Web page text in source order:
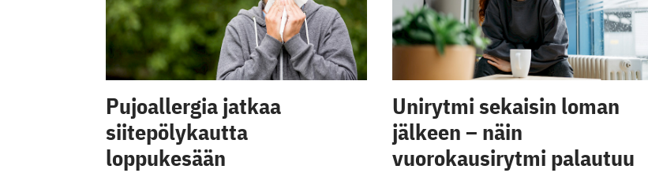
Pujoallergia jatkaa
siitepölykautta
loppukesään
Unirytmi sekaisin loman
jälkeen – näin
vuorokausirytmi palautuu